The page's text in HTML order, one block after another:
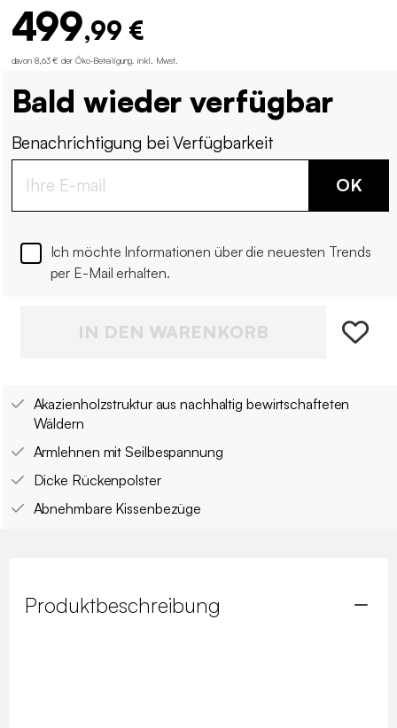
499,99 €
davon 8,63 € der Öko-Beteiligung inkl. Mwst.
Bald wieder verfügbar
Benachrichtigung bei Verfügbarkeit
OK
Ich möchte Informationen über die neuesten Trends
per E-Mail erhalten.
IN DEN WARENKORB
Akazienholzstruktur aus nachhaltig bewirtschafteten
Wäldern
Armlehnen mit Seilbespannung
Dicke Rückenpolster
Abnehmbare Kissenbezüge
Produktbeschreibung